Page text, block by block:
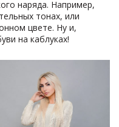
наряда. Например,
тонах, или
цвете. Ну и,
на каблуках!